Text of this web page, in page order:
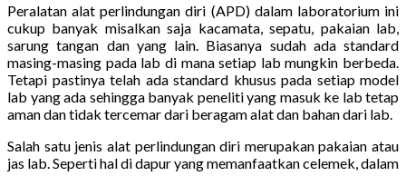
Peralatan alat perlindungan diri (APD) dalam laboratorium ini
cukup banyak misalkan saja kacamata, sepatu, pakaian lab,
sarung tangan dan yang lain. Biasanya sudah ada standard
masing-masing pada lab di mana setiap lab mungkin berbeda.
Tetapi pastinya telah ada standard khusus pada setiap model
lab yang ada sehingga banyak peneliti yang masuk ke lab tetap
aman dan tidak tercemar dari beragam alat dan bahan dari lab.
Salah satu jenis alat perlindungan diri merupakan pakaian atau
jas lab. Seperti hal di dapur yang memanfaatkan celemek, dalam